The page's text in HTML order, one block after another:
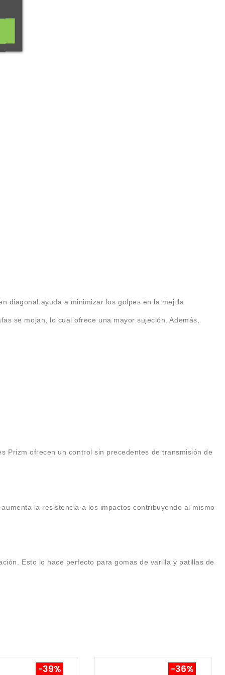
diagonal ayuda a minimizar los golpes en la mejilla
se mojan, lo cual ofrece una mayor sujeción. Además,
Prizm ofrecen un control sin precedentes de transmisión de
la resistencia a los impactos contribuyendo al mismo
Esto lo hace perfecto para gomas de varilla y patillas de
-39% -36%